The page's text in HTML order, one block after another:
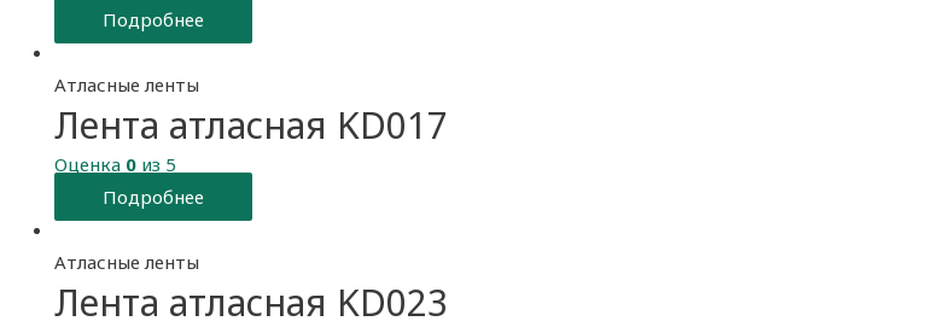
Подробнее
Атласные ленты
Лента атласная KD017
Оценка 0 из 5
Подробнее
Атласные ленты
Лента атласная KD023